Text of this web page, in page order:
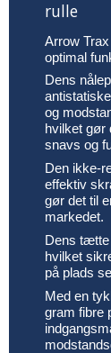
rulle
Arrow
optimal
Dens
og
hvilket gør
snavs og
Den ikke-
effektiv
gør det til
markedet.
Dens tætte
hvilket
på plads
Med en
gram fibre